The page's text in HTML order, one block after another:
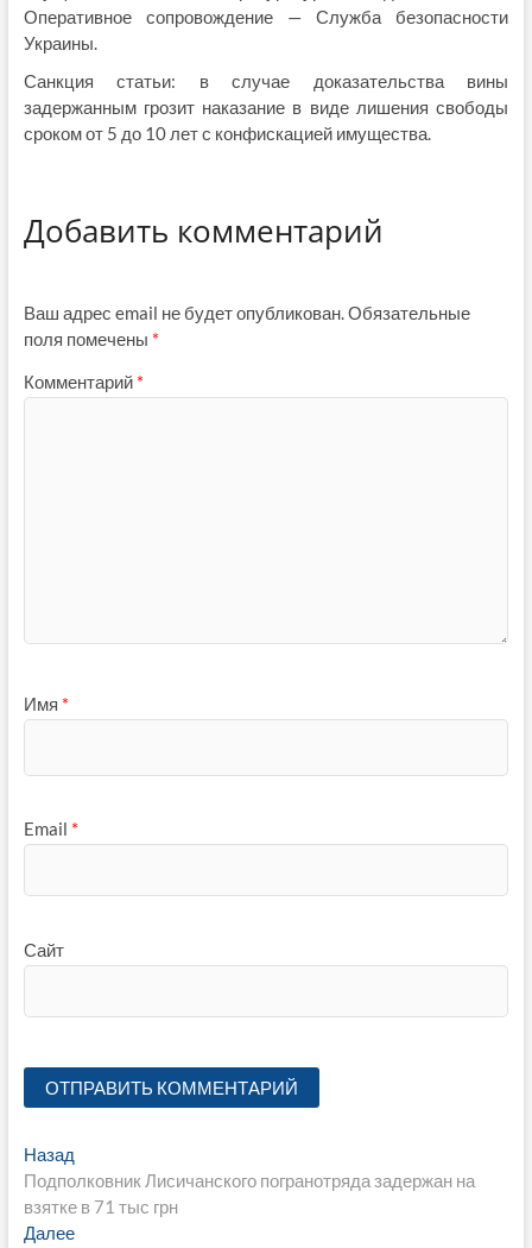
Оперативное сопровождение — Служба безопасности
Украины.
Санкция статьи: в случае доказательства вины
задержанным грозит наказание в виде лишения свободы
сроком от 5 до 10 лет с конфискацией имущества.
Добавить комментарий
Ваш адрес email не будет опубликован.Обязательные
поля помечены *
Комментарий *
Имя *
Email *
Сайт
Навигация
по
записям
НазадПредыдущая
запись:
Подполковник Лисичанского погранотряда задержан на
взятке в 71 тыс грн
ДалееСледующая